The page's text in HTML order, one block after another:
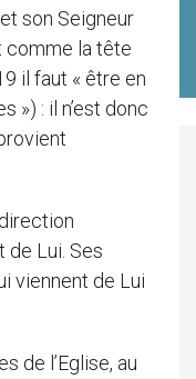
son Seigneur
comme la tête
il faut « être en
») : il n’est donc
Lui. Ses
viennent de Lui
de l’Eglise, au